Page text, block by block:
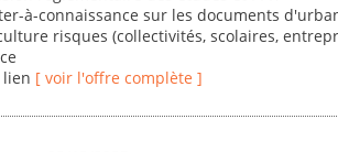
à-connaissance sur les documents
risques (collectivités, scolaires,
lien [ voir l'offre complète ]